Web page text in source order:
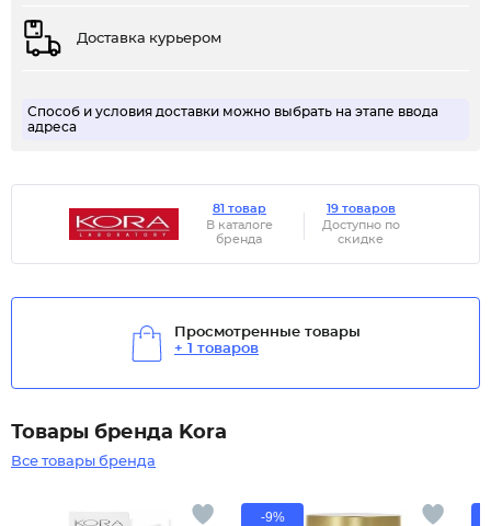
Доставка курьером
Способ и условия доставки можно выбрать на этапе ввода
адреса
81 товар
В каталоге
бренда
19 товаров
Доступно по
скидке
Просмотренные товары
+ 1 товаров
Товары бренда Kora
Все товары бренда
-9%